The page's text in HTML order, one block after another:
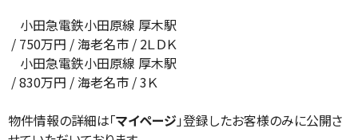
小田急電鉄小田原線 厚木駅
/ 750万円 / 海老名市 / 2ＬＤＫ
小田急電鉄小田原線 厚木駅
/830万円 / 海老名市 / 3Ｋ
物件情報の詳細は「マイページ」登録したお客様のみに公開さ